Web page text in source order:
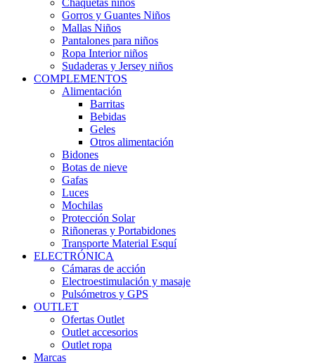
Chaquetas niños
Gorros y Guantes Niños
Mallas Niños
Pantalones para niños
Ropa Interior niños
Sudaderas y Jersey niños
COMPLEMENTOS
Alimentación
Barritas
Bebidas
Geles
Otros alimentación
Bidones
Botas de nieve
Gafas
Luces
Mochilas
Protección Solar
Riñoneras y Portabidones
Transporte Material Esquí
ELECTRÓNICA
Cámaras de acción
Electroestimulación y masaje
Pulsómetros y GPS
OUTLET
Ofertas Outlet
Outlet accesorios
Outlet ropa
Marcas